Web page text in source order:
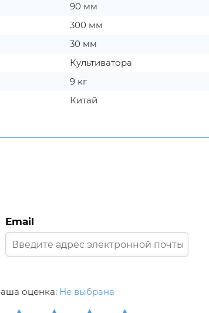
90 мм
300 мм
30 мм
Культиватора
9 кг
Китай
Email
оценка: Не выбрана